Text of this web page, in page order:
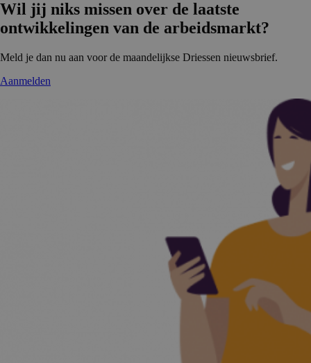
Wil jij niks missen over de laatste
ontwikke­lingen van de arbeidsmarkt?
Meld je dan nu aan voor de maandelijkse Driessen nieuwsbrief.
Aanmelden